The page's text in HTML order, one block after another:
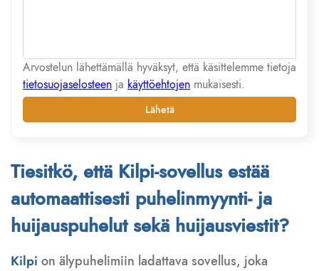
Arvostelun lähettämällä hyväksyt, että käsittelemme tietoja
tietosuojaselosteen ja käyttöehtojen mukaisesti.
Lähetä
Tiesitkö, että Kilpi-sovellus estää
automaattisesti puhelinmyynti- ja
huijauspuhelut sekä huijausviestit?
Kilpi on älypuhelimiin ladattava sovellus, joka